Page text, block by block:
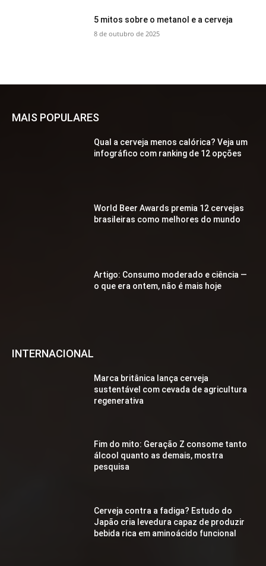
5 mitos sobre o metanol e a cerveja
8 de outubro de 2025
MAIS POPULARES
Qual a cerveja menos calórica? Veja um
infográfico com ranking de 12 opções
World Beer Awards premia 12 cervejas
brasileiras como melhores do mundo
Artigo: Consumo moderado e ciência —
o que era ontem, não é mais hoje
INTERNACIONAL
Marca britânica lança cerveja
sustentável com cevada de agricultura
regenerativa
Fim do mito: Geração Z consome tanto
álcool quanto as demais, mostra
pesquisa
Cerveja contra a fadiga? Estudo do
Japão cria levedura capaz de produzir
bebida rica em aminoácido funcional